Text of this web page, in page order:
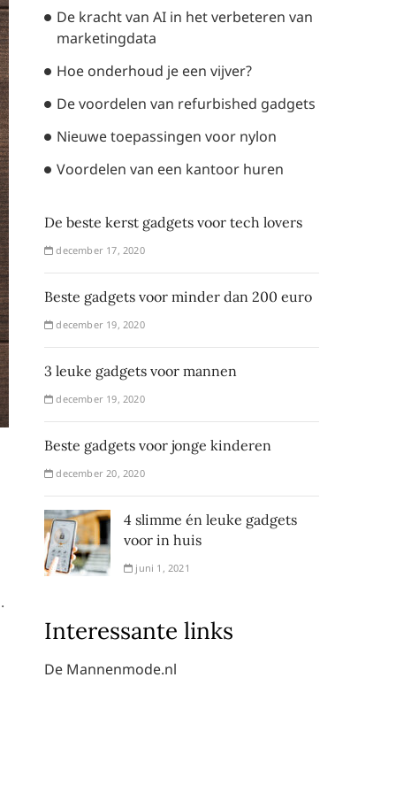
De kracht van AI in het verbeteren van
marketingdata
Hoe onderhoud je een vijver?
De voordelen van refurbished gadgets
Nieuwe toepassingen voor nylon
Voordelen van een kantoor huren
De beste kerst gadgets voor tech lovers
december 17, 2020
Beste gadgets voor minder dan 200 euro
december 19, 2020
3 leuke gadgets voor mannen
december 19, 2020
Beste gadgets voor jonge kinderen
december 20, 2020
4 slimme én leuke gadgets
voor in huis
juni 1, 2021
Interessante links
De Mannenmode.nl